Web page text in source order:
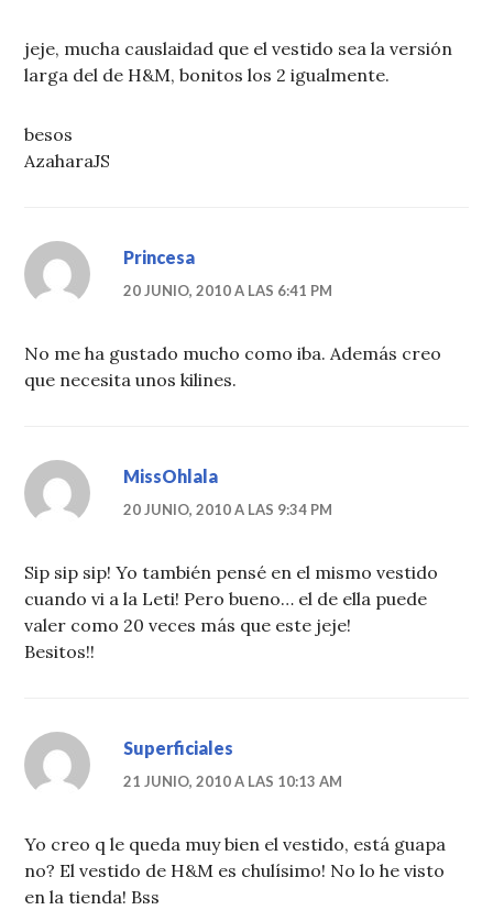
jeje, mucha causlaidad que el vestido sea la versión
larga del de H&M, bonitos los 2 igualmente.
besos
AzaharaJS
Princesa
20 JUNIO, 2010 A LAS 6:41 PM
No me ha gustado mucho como iba. Además creo
que necesita unos kilines.
MissOhlala
20 JUNIO, 2010 A LAS 9:34 PM
Sip sip sip! Yo también pensé en el mismo vestido
cuando vi a la Leti! Pero bueno… el de ella puede
valer como 20 veces más que este jeje!
Besitos!!
Superficiales
21 JUNIO, 2010 A LAS 10:13 AM
Yo creo q le queda muy bien el vestido, está guapa
no? El vestido de H&M es chulísimo! No lo he visto
en la tienda! Bss